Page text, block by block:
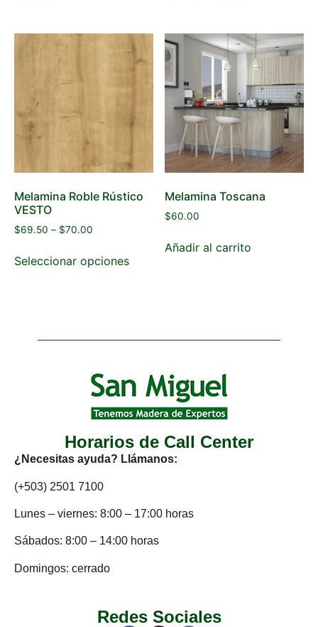
Melamina Roble Rústico
VESTO
$69.50 – $70.00
Seleccionar opciones
Melamina Toscana
$60.00
Añadir al carrito
Horarios de Call Center
¿Necesitas ayuda? Llámanos:
(+503) 2501 7100
Lunes – viernes: 8:00 – 17:00 horas
Sábados: 8:00 – 14:00 horas
Domingos: cerrado
Redes Sociales